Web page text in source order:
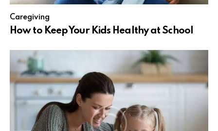
Caregiving
How to Keep Your Kids Healthy at School